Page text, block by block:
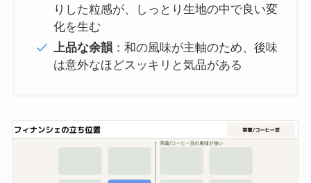
りした粒感が、しっとり生地の中で良い変
化を生む
上品な余韻 ：和の風味が主軸のため、後味
は意外なほどスッキリと気品がある